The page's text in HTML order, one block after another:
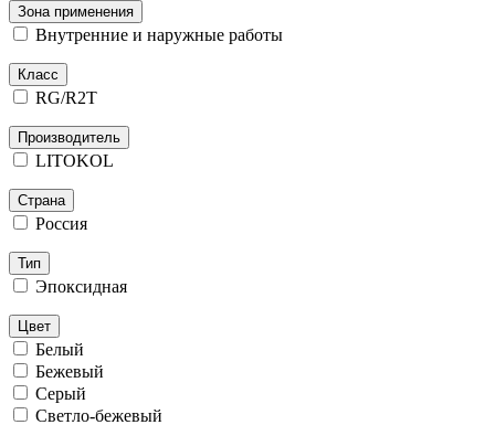
Зона применения
Внутренние и наружные работы
Класс
RG/R2T
Производитель
LITOKOL
Страна
Россия
Тип
Эпоксидная
Цвет
Белый
Бежевый
Серый
Светло-бежевый